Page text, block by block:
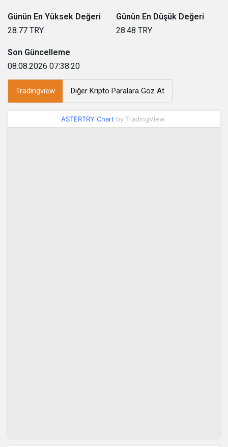
Günün En Yüksek Değeri
28.77 TRY
Günün En Düşük Değeri
28.48 TRY
Son Güncelleme
08.08.2026 07:38:20
Tradingview Diğer Kripto Paralara Göz At
ASTERTRY Chart by TradingView